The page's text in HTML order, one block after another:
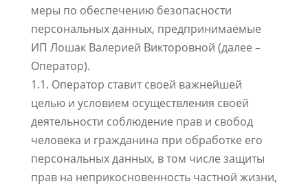
меры по обеспечению безопасности
персональных данных, предпринимаемые
ИП Лошак Валерией Викторовной (далее –
Оператор).
1.1. Оператор ставит своей важнейшей
целью и условием осуществления своей
деятельности соблюдение прав и свобод
человека и гражданина при обработке его
персональных данных, в том числе защиты
прав на неприкосновенность частной жизни,